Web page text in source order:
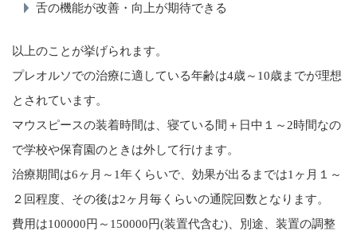
舌の機能が改善・向上が期待できる
以上のことが挙げられます。
プレオルソでの治療に適している年齢は4歳～10歳までが理想
とされています。
マウスピースの装着時間は、寝ている間＋日中１～2時間なの
で学校や保育園のときは外して行けます。
治療期間は6ヶ月～1年くらいで、効果が出るまでは1ヶ月１～
２回程度、その後は2ヶ月毎くらいの通院回数となります。
費用は100000円～150000円(装置代含む)、別途、装置の調整